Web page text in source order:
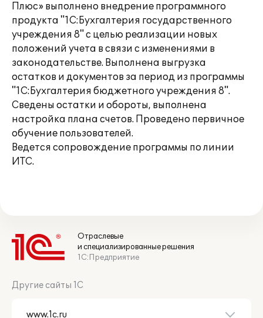
Плюс» выполнено внедрение программного
продукта "1С:Бухгалтерия государственного
учреждения 8" с целью реализации новых
положений учета в связи с изменениями в
законодательстве. Выполнена выгрузка
остатков и документов за период из программы
"1С:Бухгалтерия бюджетного учреждения 8".
Сведены остатки и обороты, выполнена
настройка плана счетов. Проведено первичное
обучение пользователей.
Ведется сопровождение программы по линии
ИТС.
Отраслевые
и специализированные решения
1С:Предприятие
Другие сайты 1С